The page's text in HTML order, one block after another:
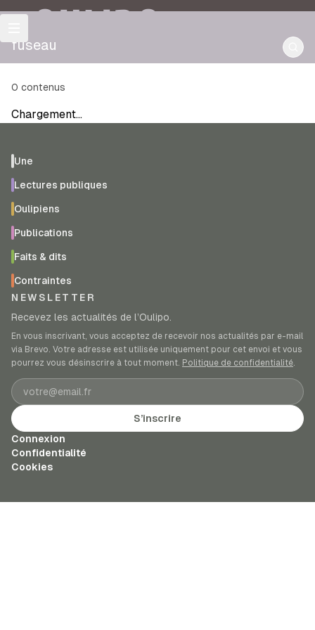
OULIPO
fuseau
0 contenus
Chargement…
Une
Lectures publiques
Oulipiens
Publications
Faits & dits
Contraintes
NEWSLETTER
Recevez les actualités de l’Oulipo.
En vous inscrivant, vous acceptez de recevoir nos actualités par e-mail
via Brevo. Votre adresse est utilisée uniquement pour cet envoi et vous
pourrez vous désinscrire à tout moment. Politique de confidentialité.
Adresse e-mail
S’inscrire
Connexion
Confidentialité
Cookies